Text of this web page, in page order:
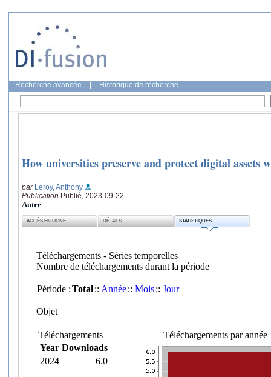
Recherche avancée Historique de recherche
How universities preserve and protect digital assets
par Leroy, Anthony
Publication Publié, 2023-09-22
Autre
ACCÈS EN LIGNE DÉTAILS STATISTIQUES